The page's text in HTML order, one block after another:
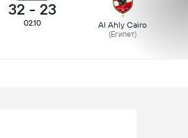
32 - 23
02.10 Al Ahly Cairo
(Египет)